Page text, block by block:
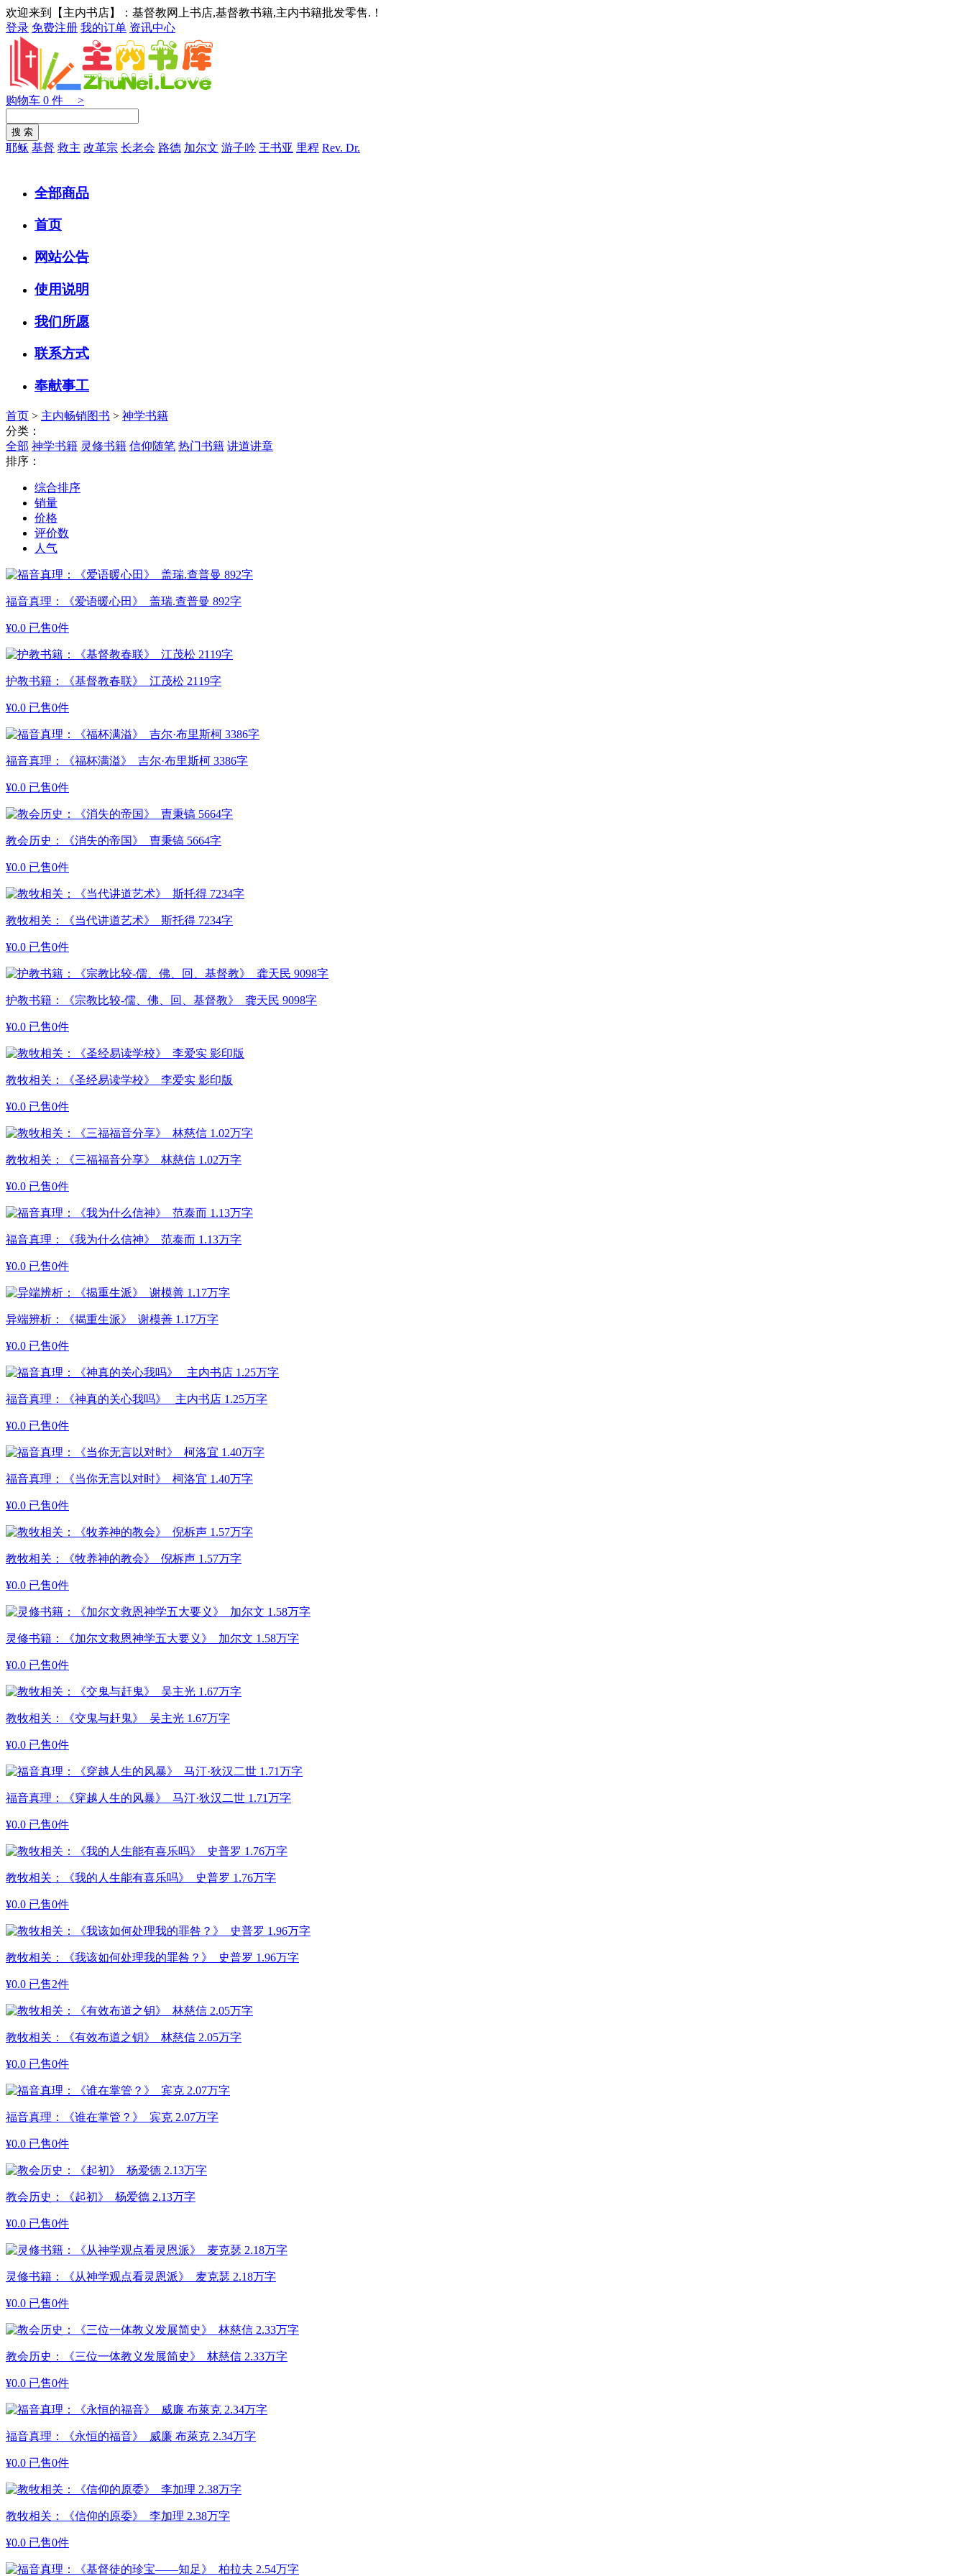
欢迎来到【主内书店】：基督教网上书店,基督教书籍,主内书籍批发零售.！
登录 免费注册 我的订单 资讯中心
购物车 0 件 >
耶稣 基督 救主 改革宗 长老会 路德 加尔文 游子吟 王书亚 里程 Rev. Dr.
全部商品
首页
网站公告
使用说明
我们所愿
联系方式
奉献事工
首页 > 主内畅销图书 > 神学书籍
分类：
全部 神学书籍 灵修书籍 信仰随笔 热门书籍 讲道讲章
排序：
综合排序
销量
价格
评价数
人气
福音真理：《爱语暖心田》 盖瑞.查普曼 892字
¥0.0 已售0件
护教书籍：《基督教春联》 江茂松 2119字
¥0.0 已售0件
福音真理：《福杯满溢》 吉尔·布里斯柯 3386字
¥0.0 已售0件
教会历史：《消失的帝国》 曺秉镐 5664字
¥0.0 已售0件
教牧相关：《当代讲道艺术》 斯托得 7234字
¥0.0 已售0件
护教书籍：《宗教比较-儒、佛、回、基督教》 龚天民 9098字
¥0.0 已售0件
教牧相关：《圣经易读学校》 李爱实 影印版
¥0.0 已售0件
教牧相关：《三福福音分享》 林慈信 1.02万字
¥0.0 已售0件
福音真理：《我为什么信神》 范泰而 1.13万字
¥0.0 已售0件
异端辨析：《揭重生派》 谢模善 1.17万字
¥0.0 已售0件
福音真理：《神真的关心我吗》 主内书店 1.25万字
¥0.0 已售0件
福音真理：《当你无言以对时》 柯洛宜 1.40万字
¥0.0 已售0件
教牧相关：《牧养神的教会》 倪柝声 1.57万字
¥0.0 已售0件
灵修书籍：《加尔文救恩神学五大要义》 加尔文 1.58万字
¥0.0 已售0件
教牧相关：《交鬼与赶鬼》 吴主光 1.67万字
¥0.0 已售0件
福音真理：《穿越人生的风暴》 马汀·狄汉二世 1.71万字
¥0.0 已售0件
教牧相关：《我的人生能有喜乐吗》 史普罗 1.76万字
¥0.0 已售0件
教牧相关：《我该如何处理我的罪咎？》 史普罗 1.96万字
¥0.0 已售2件
教牧相关：《有效布道之钥》 林慈信 2.05万字
¥0.0 已售0件
福音真理：《谁在掌管？》 宾克 2.07万字
¥0.0 已售0件
教会历史：《起初》 杨爱德 2.13万字
¥0.0 已售0件
灵修书籍：《从神学观点看灵恩派》 麦克瑟 2.18万字
¥0.0 已售0件
教会历史：《三位一体教义发展简史》 林慈信 2.33万字
¥0.0 已售0件
福音真理：《永恒的福音》 威廉 布萊克 2.34万字
¥0.0 已售0件
教牧相关：《信仰的原委》 李加理 2.38万字
¥0.0 已售0件